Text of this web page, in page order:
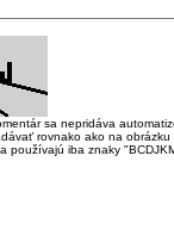
sa nepridáva
rovnako ako na
používajú iba znaky